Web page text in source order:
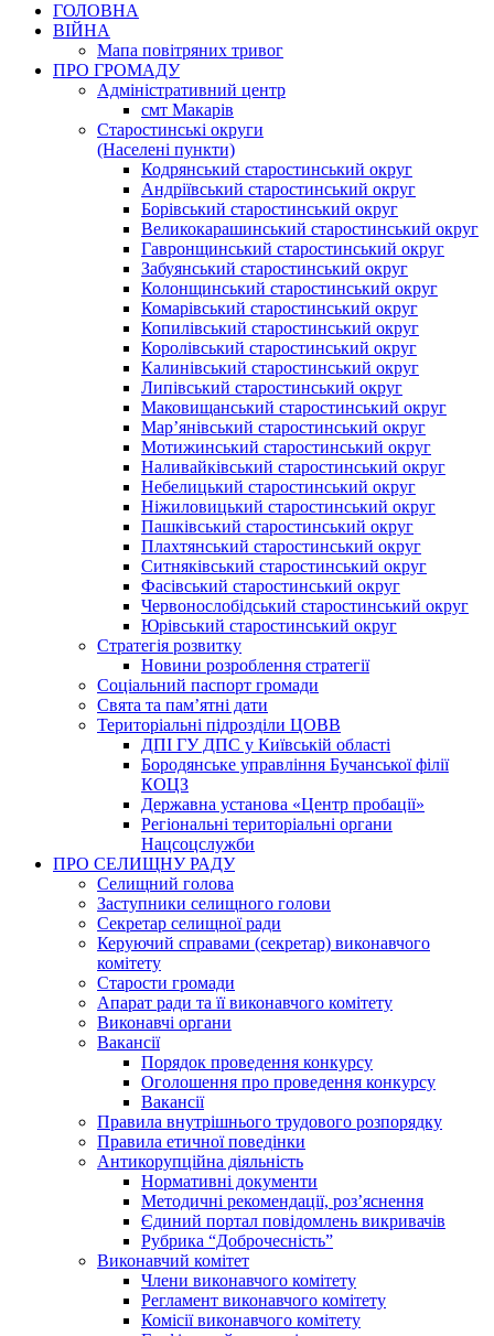
ГОЛОВНА
ВІЙНА
Мапа повітряних тривог
ПРО ГРОМАДУ
Aдміністративний центр
смт Макарів
Старостинські округи
(Населені пункти)
Кодрянський старостинський округ
Андріївський старостинський округ
Борівський старостинський округ
Великокарашинський старостинський округ
Гавронщинський старостинський округ
Забуянський старостинський округ
Колонщинський старостинський округ
Комарівський старостинський округ
Копилівський старостинський округ
Королівський старостинський округ
Калинівський старостинський округ
Липівський старостинський округ
Маковищанський старостинський округ
Мар’янівський старостинський округ
Мотижинський старостинський округ
Наливайківський старостинський округ
Небелицький старостинський округ
Ніжиловицький старостинський округ
Пашківський старостинський округ
Плахтянський старостинський округ
Ситняківський старостинський округ
Фасівський старостинський округ
Червонослобідський старостинський округ
Юрівський старостинський округ
Стратегія розвитку
Новини розроблення стратегії
Соціальний паспорт громади
Свята та пам’ятні дати
Територіальні підрозділи ЦОВВ
ДПІ ГУ ДПС у Київській області
Бородянське управління Бучанської філії
КОЦЗ
Державна установа «Центр пробації»
Регіональні територіальні органи
Нацсоцслужби
ПРО СЕЛИЩНУ РАДУ
Селищний голова
Заступники селищного голови
Секретар селищної ради
Керуючий справами (секретар) виконавчого
комітету
Старости громади
Апарат ради та її виконавчого комітету
Виконавчі органи
Вакансії
Порядок проведення конкурсу
Оголошення про проведення конкурсу
Вакансії
Правила внутрішнього трудового розпорядку
Правила етичної поведінки
Антикорупційна діяльність
Нормативні документи
Методичні рекомендації, роз’яснення
Єдиний портал повідомлень викривачів
Рубрика “Доброчесність”
Виконавчий комітет
Члени виконавчого комітету
Регламент виконавчого комітету
Комісії виконавчого комітету